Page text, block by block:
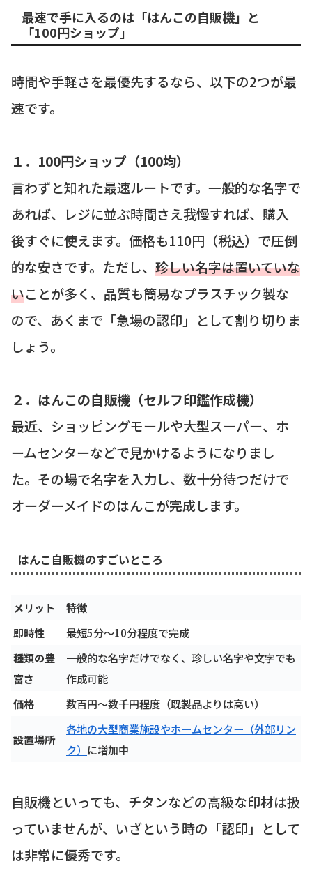
最速で手に入るのは「はんこの自販機」と
「100円ショップ」
時間や手軽さを最優先するなら、以下の2つが最
速です。
１．100円ショップ（100均）
言わずと知れた最速ルートです。一般的な名字で
あれば、レジに並ぶ時間さえ我慢すれば、購入
後すぐに使えます。価格も110円（税込）で圧倒
的な安さです。ただし、 珍しい名字は置いていな
いことが多く、品質も簡易なプラスチック製な
ので、あくまで「急場の認印」として割り切りま
しょう。
２．はんこの自販機（セルフ印鑑作成機）
最近、ショッピングモールや大型スーパー、ホ
ームセンターなどで見かけるようになりまし
た。その場で名字を入力し、数十分待つだけで
オーダーメイドのはんこが完成します。
はんこ自販機のすごいところ
メリット
特徴
即時性
最短5分～10分程度で完成
種類の豊
富さ
一般的な名字だけでなく、珍しい名字や文字でも
作成可能
価格
数百円～数千円程度（既製品よりは高い）
設置場所
各地の大型商業施設やホームセンター（外部リン
ク） に増加中
自販機といっても、チタンなどの高級な印材は扱
っていませんが、いざという時の「認印」として
は非常に優秀です。